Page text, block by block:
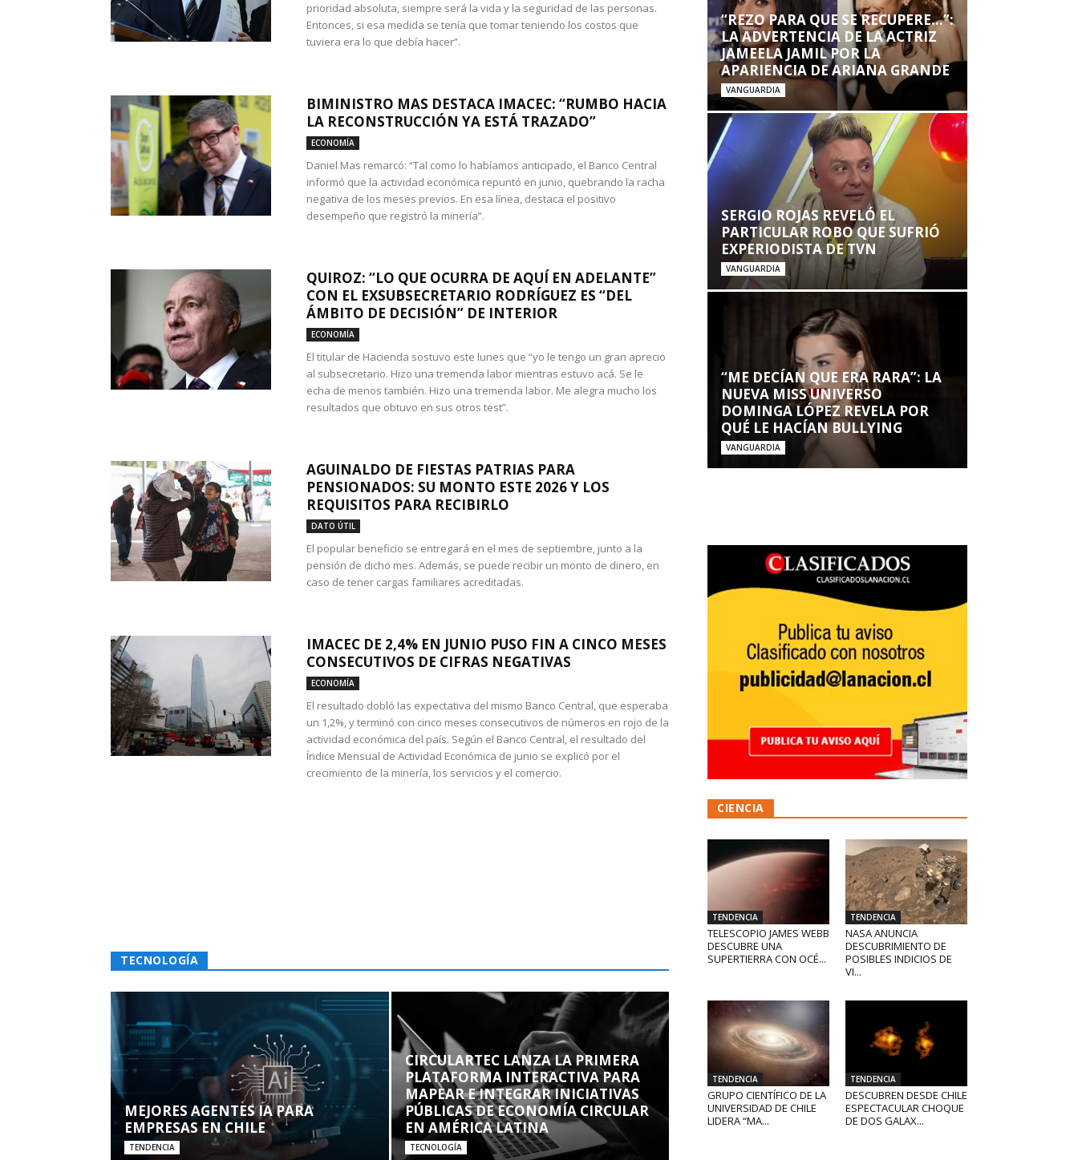
prioridad absoluta, siempre será la vida y la seguridad de las personas.
Entonces, si esa medida se tenía que tomar teniendo los costos que
tuviera era lo que debía hacer”.
BIMINISTRO MAS DESTACA IMACEC: “RUMBO HACIA
LA RECONSTRUCCIÓN YA ESTÁ TRAZADO”
ECONOMÍA
Daniel Mas remarcó: “Tal como lo habíamos anticipado, el Banco Central
informó que la actividad económica repuntó en junio, quebrando la racha
negativa de los meses previos. En esa línea, destaca el positivo
desempeño que registró la minería”.
QUIROZ: “LO QUE OCURRA DE AQUÍ EN ADELANTE”
CON EL EXSUBSECRETARIO RODRÍGUEZ ES “DEL
ÁMBITO DE DECISIÓN” DE INTERIOR
ECONOMÍA
El titular de Hacienda sostuvo este lunes que “yo le tengo un gran aprecio
al subsecretario. Hizo una tremenda labor mientras estuvo acá. Se le
echa de menos también. Hizo una tremenda labor. Me alegra mucho los
resultados que obtuvo en sus otros test”.
AGUINALDO DE FIESTAS PATRIAS PARA
PENSIONADOS: SU MONTO ESTE 2026 Y LOS
REQUISITOS PARA RECIBIRLO
DATO ÚTIL
El popular beneficio se entregará en el mes de septiembre, junto a la
pensión de dicho mes. Además, se puede recibir un monto de dinero, en
caso de tener cargas familiares acreditadas.
IMACEC DE 2,4% EN JUNIO PUSO FIN A CINCO MESES
CONSECUTIVOS DE CIFRAS NEGATIVAS
ECONOMÍA
El resultado dobló las expectativa del mismo Banco Central, que esperaba
un 1,2%, y terminó con cinco meses consecutivos de números en rojo de la
actividad económica del país. Según el Banco Central, el resultado del
Índice Mensual de Actividad Económica de junio se explicó por el
crecimiento de la minería, los servicios y el comercio.
TECNOLOGÍA
MEJORES AGENTES IA PARA
EMPRESAS EN CHILE
TENDENCIA
CIRCULARTEC LANZA LA PRIMERA
PLATAFORMA INTERACTIVA PARA
MAPEAR E INTEGRAR INICIATIVAS
PÚBLICAS DE ECONOMÍA CIRCULAR
EN AMÉRICA LATINA
TECNOLOGÍA
“REZO PARA QUE SE RECUPERE…”:
LA ADVERTENCIA DE LA ACTRIZ
JAMEELA JAMIL POR LA
APARIENCIA DE ARIANA GRANDE
VANGUARDIA
SERGIO ROJAS REVELÓ EL
PARTICULAR ROBO QUE SUFRIÓ
EXPERIODISTA DE TVN
VANGUARDIA
“ME DECÍAN QUE ERA RARA”: LA
NUEVA MISS UNIVERSO
DOMINGA LÓPEZ REVELA POR
QUÉ LE HACÍAN BULLYING
VANGUARDIA
CIENCIA
TENDENCIA
TELESCOPIO JAMES WEBB
DESCUBRE UNA
SUPERTIERRA CON OCÉ...
TENDENCIA
NASA ANUNCIA
DESCUBRIMIENTO DE
POSIBLES INDICIOS DE
VI...
TENDENCIA
GRUPO CIENTÍFICO DE LA
UNIVERSIDAD DE CHILE
LIDERA “MA...
TENDENCIA
DESCUBREN DESDE CHILE
ESPECTACULAR CHOQUE
DE DOS GALAX...